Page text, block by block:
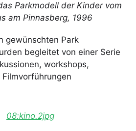
Parkmodell der Kinder vom
am Pinnasberg, 1996
gewünschten Park
begleitet von einer Serie
workshops,